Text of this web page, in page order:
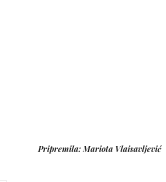
Pripremila: Mariota Vlaisavljević